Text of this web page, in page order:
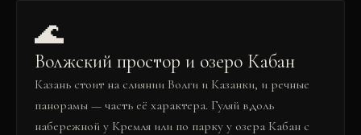
🌊
Волжский простор и озеро Кабан
Казань стоит на слиянии Волги и Казанки, и речные
панорамы — часть её характера. Гуляй вдоль
набережной у Кремля или по парку у озера Кабан с